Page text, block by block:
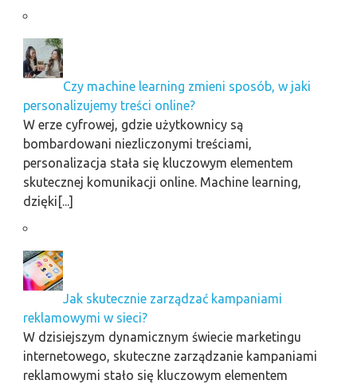
Czy machine learning zmieni sposób, w jaki
personalizujemy treści online?
W erze cyfrowej, gdzie użytkownicy są
bombardowani niezliczonymi treściami,
personalizacja stała się kluczowym elementem
skutecznej komunikacji online. Machine learning,
dzięki[...]
Jak skutecznie zarządzać kampaniami
reklamowymi w sieci?
W dzisiejszym dynamicznym świecie marketingu
internetowego, skuteczne zarządzanie kampaniami
reklamowymi stało się kluczowym elementem